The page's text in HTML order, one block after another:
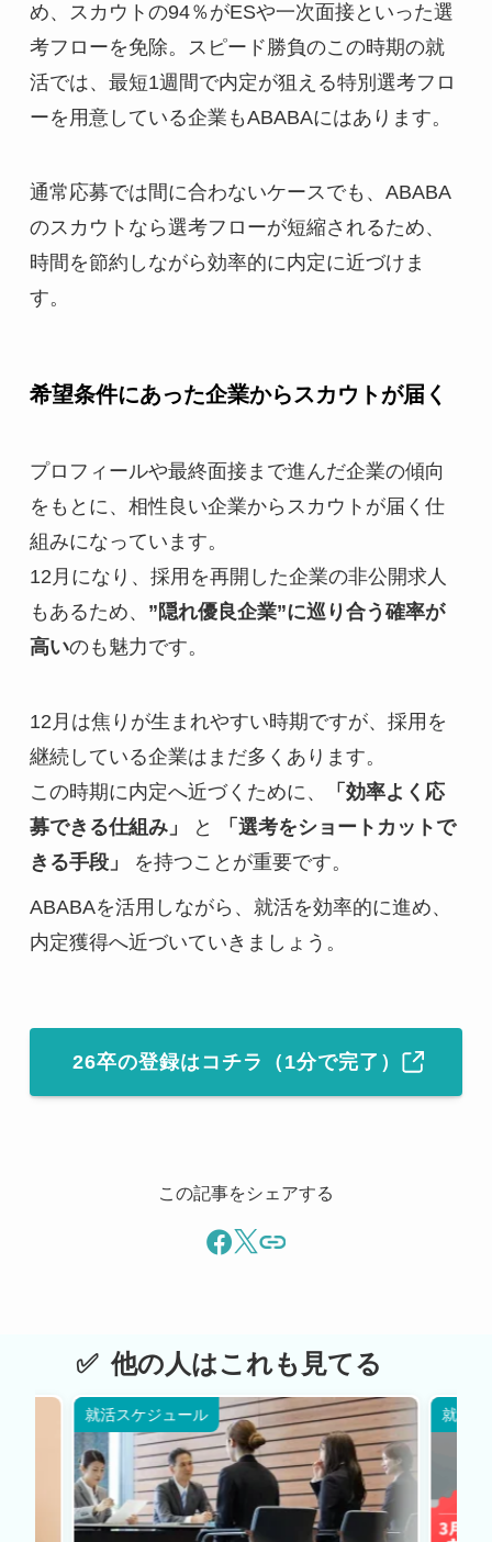
め、スカウトの94％がESや一次面接といった選
考フローを免除。スピード勝負のこの時期の就
活では、最短1週間で内定が狙える特別選考フロ
ーを用意している企業もABABAにはあります。
通常応募では間に合わないケースでも、ABABA
のスカウトなら選考フローが短縮されるため、
時間を節約しながら効率的に内定に近づけま
す。
希望条件にあった企業からスカウトが届く
プロフィールや最終面接まで進んだ企業の傾向
をもとに、相性良い企業からスカウトが届く仕
組みになっています。
12月になり、採用を再開した企業の非公開求人
もあるため、 ”隠れ優良企業”に巡り合う確率が
高いのも魅力です。
12月は焦りが生まれやすい時期ですが、採用を
継続している企業はまだ多くあります。
この時期に内定へ近づくために、
「効率よく応
募できる仕組み」
と
「選考をショートカットで
きる手段」
を持つことが重要です。
ABABAを活用しながら、就活を効率的に進め、
内定獲得へ近づいていきましょう。
26卒の登録はコチラ（1分で完了）
この記事をシェアする
他の人はこれも見てる
就活スケジュール 就活